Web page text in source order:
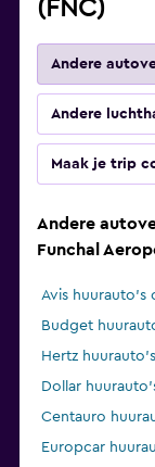
(FNC)
Andere
Andere
Maak je trip
Andere
Funchal
Avis huurauto's
Budget
Hertz
Dollar
Centauro
Europcar